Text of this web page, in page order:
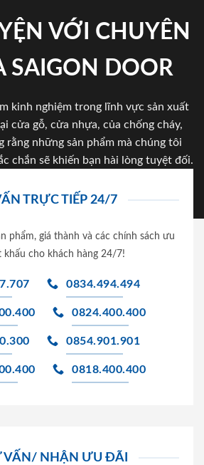
VỚI CHUYÊN
SAIGON DOOR
kinh nghiệm trong lĩnh vực sản xuất
cửa gỗ, cửa nhựa, của chống cháy,
những sản phẩm mà chúng tôi
chắn sẽ khiến bạn hài lòng tuyệt đối.
TRỰC TIẾP 24/7
phẩm, giá thành và các chính sách ưu
khấu cho khách hàng 24/7!
0834.494.494
0824.400.400
0854.901.901
0818.400.400
VẤN/ NHẬN ƯU ĐÃI